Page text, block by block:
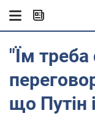
"Їм треба
що Путін